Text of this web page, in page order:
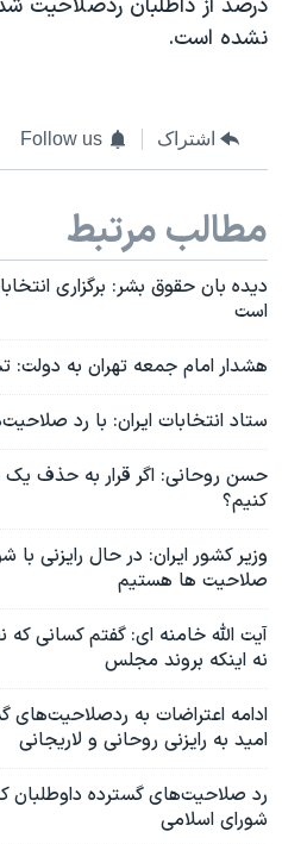
درصد از داطلبان ردصلاحیت
نشده است.
اشتراک Follow us
مطالب مرتبط
دیده بان حقوق بشر:‌ برگزاری
است
هشدار امام جمعه تهران به
ستاد انتخابات ایران: با رد
حسن روحانی: اگر قرار به حذف یک
کنیم؟
وزیر کشور ایران: در حال رایزنی
صلاحیت ها هستیم
آیت الله خامنه ای: گفتم کسانی که
نه اینکه بروند مجلس
ادامه اعتراضات به ردصلاحیت‌های
امید به رایزنی روحانی و لاریجانی
رد صلاحیت‌های گسترده داوطلبان
شورای اسلامی